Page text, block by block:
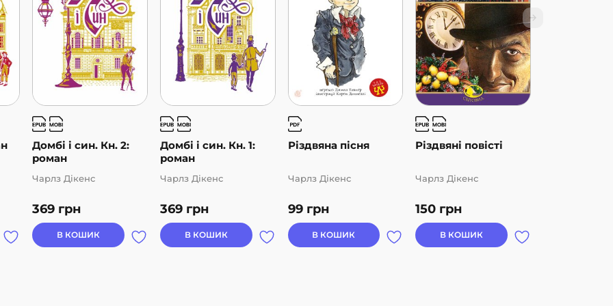
Домбі і син. Кн. 2:
роман
369 грн
Чарлз Дікенс
В КОШИК
Домбі і син. Кн. 1:
роман
369 грн
Чарлз Дікенс
В КОШИК
Різдвяна пісня
99 грн
Чарлз Дікенс
В КОШИК
Різдвяні повісті
150 грн
Чарлз Дікенс
В КОШИК